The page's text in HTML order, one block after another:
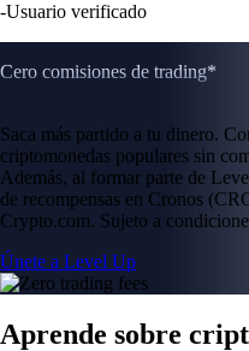
-Usuario verificado
Cero comisiones de trading*
Saca más partido a tu dinero.
criptomonedas populares sin
Además, al formar parte de
de recompensas en Cronos
Crypto.com. Sujeto a
Únete a Level Up
Aprende sobre